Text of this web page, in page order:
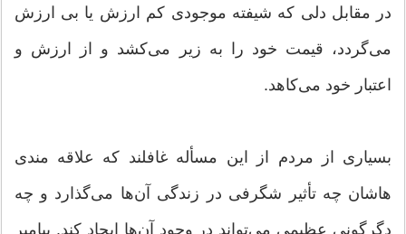
در مقابل دلی که شیفته موجودی کم ارزش یا بی ارزش
می‌گردد، قیمت خود را به زیر می‌کشد و از ارزش و
اعتبار خود می‌کاهد.
بسیاری از مردم از این مسأله غافلند که علاقه مندی
هاشان چه تأثیر شگرفی در زندگی آن‌ها می‌گذارد و چه
دگرگونی عظیمی می‌تواند در وجود آن‌ها ایجاد کند. پیامبر